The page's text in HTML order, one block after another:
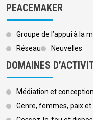
PEACEMAKER
Groupe de l’appui à la
Réseau
Neuvelles
DOMAINES
Médiation et
Genre, femmes, paix